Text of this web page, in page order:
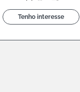
Tenho interesse